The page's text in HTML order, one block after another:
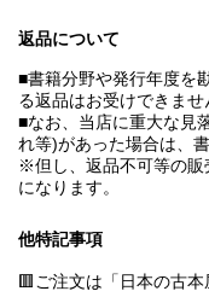
返品について
■書籍分野や発行年度を
る返品はお受けできませ
■なお、当店に重大な見
れ等)があった場合は、
※但し、返品不可等の販
になります。
他特記事項
🟥ご注文は「日本の古